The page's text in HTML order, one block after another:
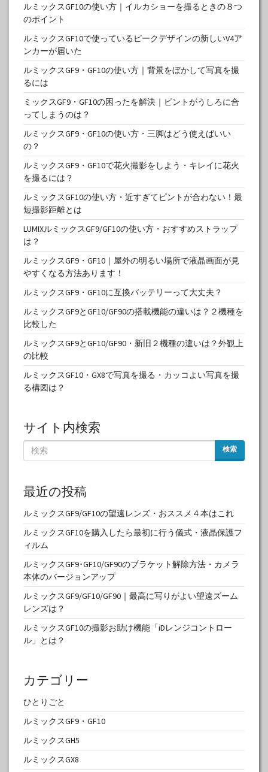
ルミックスGF10の使い方｜イルカショーを撮るときの８つ
のポイント
ルミックスGF10で使っているピークデザインの新しいV4ア
ンカーが届いた
ルミックスGF9・GF10の使い方｜背景をぼかして写真を撮
るには
ミックスGF9・GF10の困ったを解決｜ピントがうしろに合
ってしまうのは？
ルミックスGF9・GF10の使い方・三脚はどう使えばいい
の？
ルミックスGF9・GF10で花火撮影をしよう・キレイに花火
を撮るには？
ルミックスGF10の使い方・近すぎてピントが合わない！最
短撮影距離とは
LUMIXルミックスGF9/GF10の使い方・おすすめストラップ
は？
ルミックスGF9・GF10｜屋外の明るい場所で液晶画面が見
やすくなる方法あります！
ルミックスGF9・GF10に互換バッテリーって大丈夫？
ルミックスGF9とGF10/GF90の搭載機能の違いは？２機種を
比較した
ルミックスGF9とGF10/GF90・新旧２機種の違いは？外観上
の比較
ルミックスGF10・GX8で写真を撮る・カッコよい写真を撮
る構図は？
サイト内検索
検索
最近の投稿
ルミックスGF9/GF10の望遠レンズ・おススメ４本はこれ
ルミックスGF10を購入したら最初に行う儀式・液晶保護フ
ィルム
ルミックスGF9･GF10/GF90のブラケット解除方法・カメラ
本体のバージョンアップ
ルミックスGF9/GF10/GF90｜最高に写りがよい望遠ズーム
レンズは？
ルミックスGF10の撮影お助け機能「iDレンジコントロー
ル」とは？
カテゴリー
ひとりごと
ルミックスGF9・GF10
ルミックスGH5
ルミックスGX8